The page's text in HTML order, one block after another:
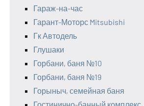
Гараж-на-час
Гарант-Моторс Mitsubishi
Гк Автодель
Глушаки
Горбани, баня №10
Горбани, баня №19
Горыныч, семейная баня